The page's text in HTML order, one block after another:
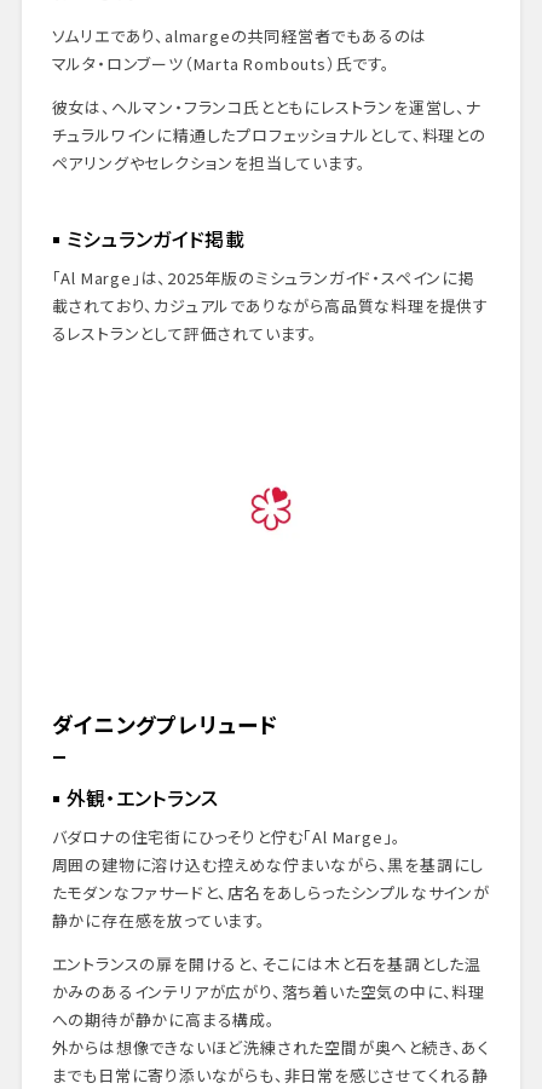
ソムリエであり、almargeの共同経営者でもあるのは
マルタ・ロンブーツ（Marta Rombouts）氏です。
彼女は、ヘルマン・フランコ氏とともにレストランを運営し、ナ
チュラルワインに精通したプロフェッショナルとして、料理との
ペアリングやセレクションを担当しています。
ミシュランガイド掲載
「Al Marge」は、2025年版のミシュランガイド・スペインに掲
載されており、カジュアルでありながら高品質な料理を提供す
るレストランとして評価されています。
ダイニングプレリュード
外観・エントランス
バダロナの住宅街にひっそりと佇む「Al Marge」。
周囲の建物に溶け込む控えめな佇まいながら、黒を基調にし
たモダンなファサードと、店名をあしらったシンプルなサインが
静かに存在感を放っています。
エントランスの扉を開けると、そこには木と石を基調とした温
かみのあるインテリアが広がり、落ち着いた空気の中に、料理
への期待が静かに高まる構成。
外からは想像できないほど洗練された空間が奥へと続き、あく
までも日常に寄り添いながらも、非日常を感じさせてくれる静